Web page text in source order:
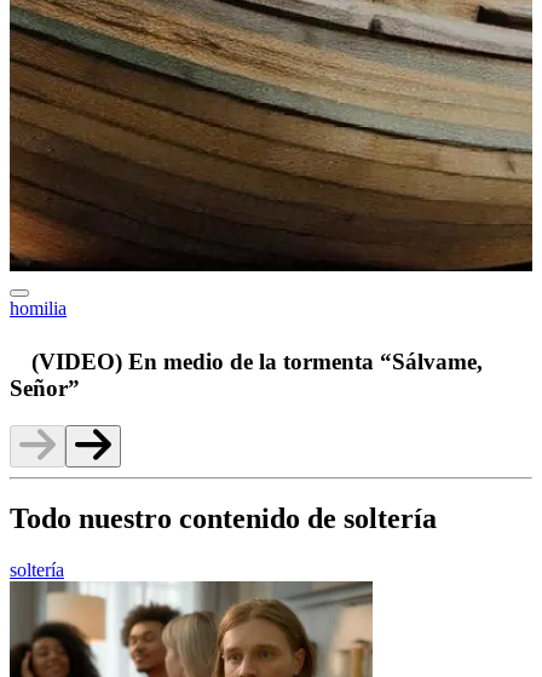
homilia
(VIDEO) En medio de la tormenta “Sálvame,
Señor”
Todo nuestro contenido de soltería
soltería